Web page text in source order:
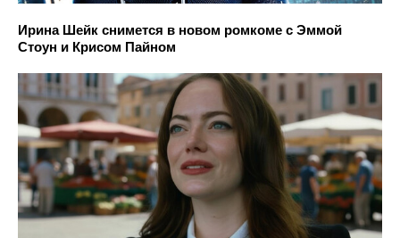
Ирина Шейк снимется в новом ромкоме с Эммой
Стоун и Крисом Пайном